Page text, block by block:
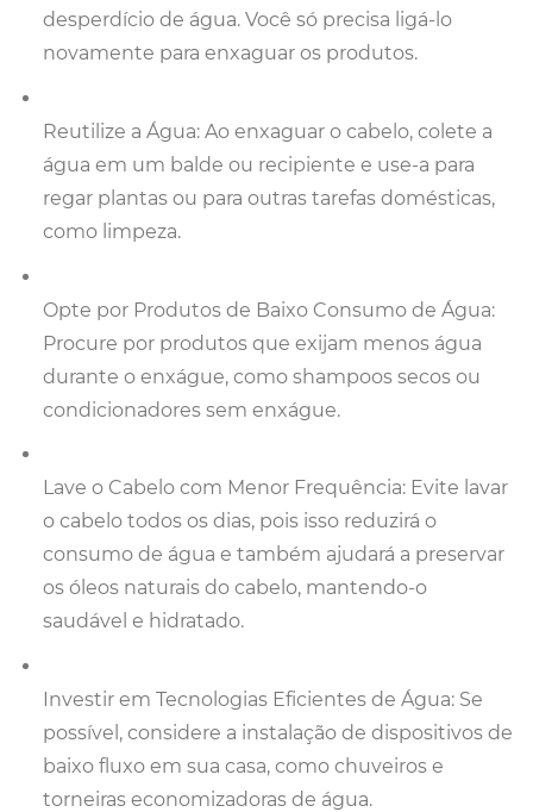
desperdício de água. Você só precisa ligá-lo
novamente para enxaguar os produtos.
Reutilize a Água: Ao enxaguar o cabelo, colete a
água em um balde ou recipiente e use-a para
regar plantas ou para outras tarefas domésticas,
como limpeza.
Opte por Produtos de Baixo Consumo de Água:
Procure por produtos que exijam menos água
durante o enxágue, como shampoos secos ou
condicionadores sem enxágue.
Lave o Cabelo com Menor Frequência: Evite lavar
o cabelo todos os dias, pois isso reduzirá o
consumo de água e também ajudará a preservar
os óleos naturais do cabelo, mantendo-o
saudável e hidratado.
Investir em Tecnologias Eficientes de Água: Se
possível, considere a instalação de dispositivos de
baixo fluxo em sua casa, como chuveiros e
torneiras economizadoras de água.